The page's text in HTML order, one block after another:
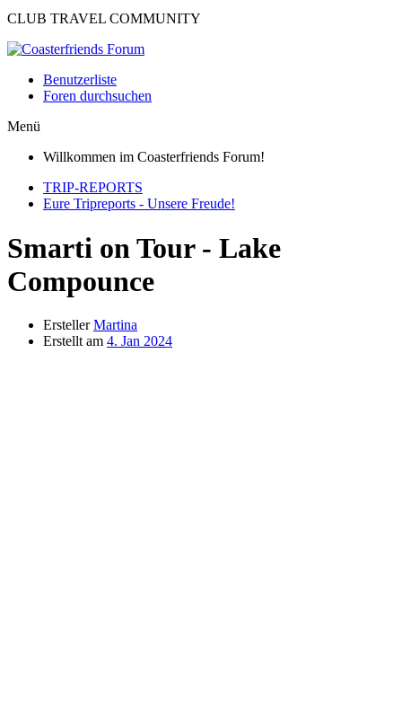
CLUB TRAVEL COMMUNITY
Benutzerliste
Foren durchsuchen
Menü
Willkommen im Coasterfriends Forum!
TRIP-REPORTS
Eure Tripreports - Unsere Freude!
Smarti on Tour - Lake
Compounce
Ersteller Martina
Erstellt am 4. Jan 2024